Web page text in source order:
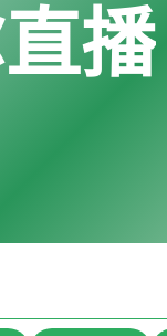
播